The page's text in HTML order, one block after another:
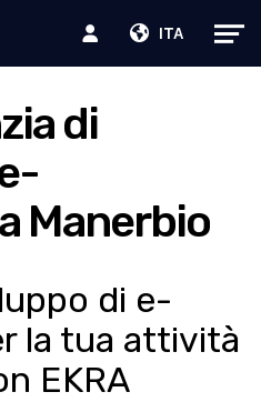
ITA
di
Manerbio
di e-
la tua attività
EKRA